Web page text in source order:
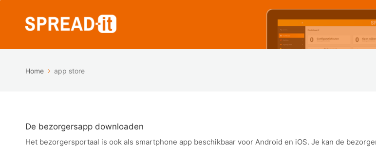
Home app store
De bezorgersapp downloaden
Het bezorgersportaal is ook als smartphone app beschikbaar voor Android en iOS. Je kan de